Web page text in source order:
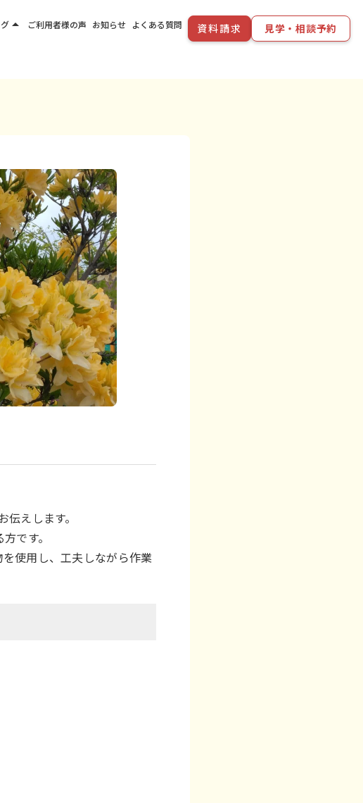
えします。
です。
使用し、工夫しながら作業
arrow_drop_up ご利用者様の声 お知らせ よくある質問 資料請求 見学・相談予約